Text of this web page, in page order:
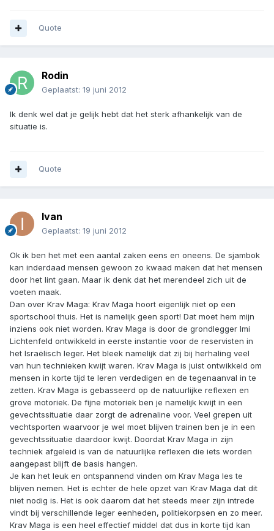
Quote
Rodin
Geplaatst: 19 juni 2012
Ik denk wel dat je gelijk hebt dat het sterk afhankelijk van de
situatie is.
Quote
Ivan
Geplaatst: 19 juni 2012
Ok ik ben het met een aantal zaken eens en oneens. De sjambok
kan inderdaad mensen gewoon zo kwaad maken dat het mensen
door het lint gaan. Maar ik denk dat het merendeel zich uit de
voeten maak.
Dan over Krav Maga: Krav Maga hoort eigenlijk niet op een
sportschool thuis. Het is namelijk geen sport! Dat moet hem mijn
inziens ook niet worden. Krav Maga is door de grondlegger Imi
Lichtenfeld ontwikkeld in eerste instantie voor de reservisten in
het Israëlisch leger. Het bleek namelijk dat zij bij herhaling veel
van hun technieken kwijt waren. Krav Maga is juist ontwikkeld om
mensen in korte tijd te leren verdedigen en de tegenaanval in te
zetten. Krav Maga is gebasseerd op de natuurlijke reflexen en
grove motoriek. De fijne motoriek ben je namelijk kwijt in een
gevechtssituatie daar zorgt de adrenaline voor. Veel grepen uit
vechtsporten waarvoor je wel moet blijven trainen ben je in een
gevechtssituatie daardoor kwijt. Doordat Krav Maga in zijn
techniek afgeleid is van de natuurlijke reflexen die iets worden
aangepast blijft de basis hangen.
Je kan het leuk en ontspannend vinden om Krav Maga les te
blijven nemen. Het is echter de hele opzet van Krav Maga dat dit
niet nodig is. Het is ook daarom dat het steeds meer zijn intrede
vindt bij verschillende leger eenheden, politiekorpsen en zo meer.
Krav Maga is een heel effectief middel dat dus in korte tijd kan